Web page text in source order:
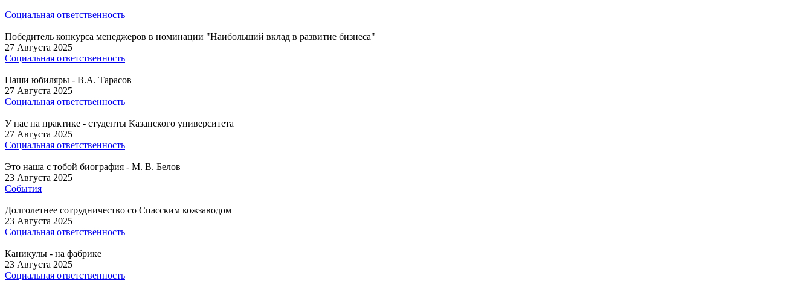
Социальная ответственность
Победитель конкурса менеджеров в номинации "Наибольший вклад в развитие бизнеса"
27 Августа 2025
Социальная ответственность
Наши юбиляры - В.А. Тарасов
27 Августа 2025
Социальная ответственность
У нас на практике - студенты Казанского университета
27 Августа 2025
Социальная ответственность
Это наша с тобой биография - М. В. Белов
23 Августа 2025
События
Долголетнее сотрудничество со Спасским кожзаводом
23 Августа 2025
Социальная ответственность
Каникулы - на фабрике
23 Августа 2025
Социальная ответственность